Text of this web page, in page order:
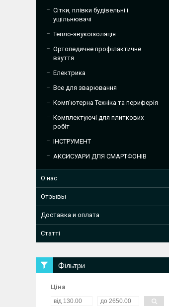
Сітки, плівки будівельні і
ущільнювачі
Тепло-звукоізоляція
Ортопедичне профілактичне
взуття
Електрика
Все для зварювання
Комп'ютерна Техніка та периферія
Комплектуючі для плиткових
робіт
ІНСТРУМЕНТ
АКСИСУАРИ ДЛЯ СМАРТФОНІВ
О нас
Отзывы
Доставка и оплата
Статті
Фільтри
Ціна